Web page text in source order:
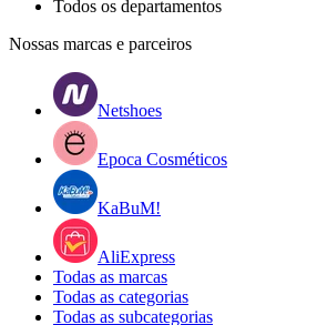
Todos os departamentos
Nossas marcas e parceiros
Netshoes
Epoca Cosméticos
KaBuM!
AliExpress
Todas as marcas
Todas as categorias
Todas as subcategorias